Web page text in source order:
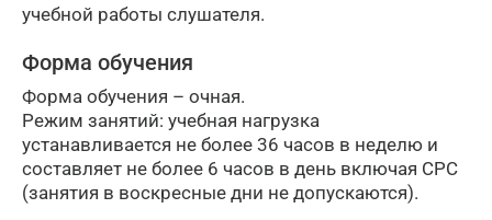
учебной работы слушателя.
Форма обучения
Форма обучения – очная.
Режим занятий: учебная нагрузка
устанавливается не более 36 часов в неделю и
составляет не более 6 часов в день включая СРС
(занятия в воскресные дни не допускаются).